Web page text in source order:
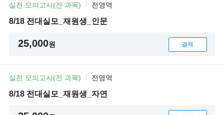
실전 모의고사(전 과목) 전영역
8/18 전대실모_재원생_인문
25,000원 결제
실전 모의고사(전 과목) 전영역
8/18 전대실모_재원생_자연